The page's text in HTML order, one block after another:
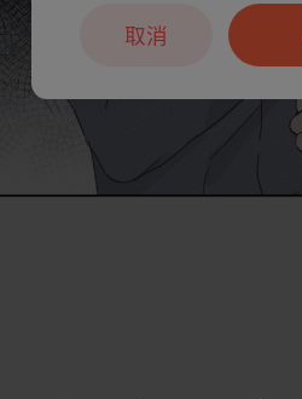
取消